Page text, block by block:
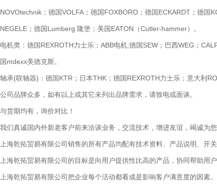
NOVOtechnik；德国VOLFA；德国FOXBORO；德国ECKARDT；德
NEGELE；德国Lumberg 隆堡；美国EATON（Cutler-hammer）。
电机类：德国REXROTH力士乐；ABB电机;德国SEW；巴西WEG；
国mdexx美德克斯。
轴承(联轴器)：德国KTR；日本THK；德国REXROTH力士乐；意大利
公司品牌众多，如有以上或其它未列出品牌需求，请致电或面谈。
与货期均有，询价对比！
我们真诚国内外新老客户前来洽谈业务，交流技术，增进友谊，竭诚为
上海乾拓贸易有限公司销售的所有产品均配有技术资料、产品说明、
上海乾拓贸易有限公司的目标是向用户提供性比高的产品，协同帮助
上海乾拓贸易有限公司把企业每个活动都看成是影响客户满意度的因